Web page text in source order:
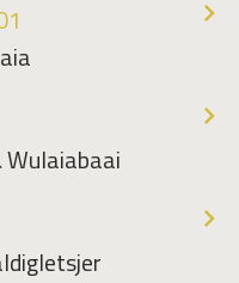
Wulaiabaai